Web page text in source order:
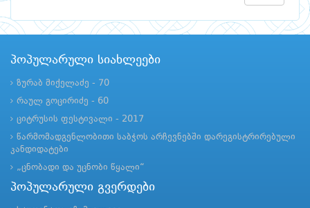
პოპულარული სიახლეები
ზურაბ მიქელაძე - 70
რაულ გოცირიძე - 60
ციტრუსის ფესტივალი - 2017
წარმომადგენლობითი საბჭოს არჩევნებში დარეგისტრირებული
კანდიდატები
„ცნობადი და უცნობი წყალი“
პოპულარული გვერდები